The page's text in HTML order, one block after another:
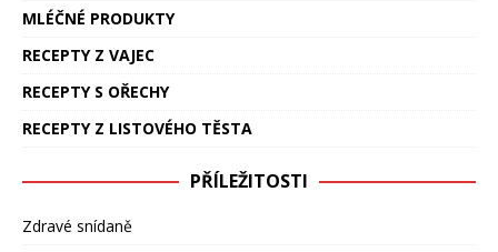
MLÉČNÉ PRODUKTY
RECEPTY Z VAJEC
RECEPTY S OŘECHY
RECEPTY Z LISTOVÉHO TĚSTA
PŘÍLEŽITOSTI
Zdravé snídaně